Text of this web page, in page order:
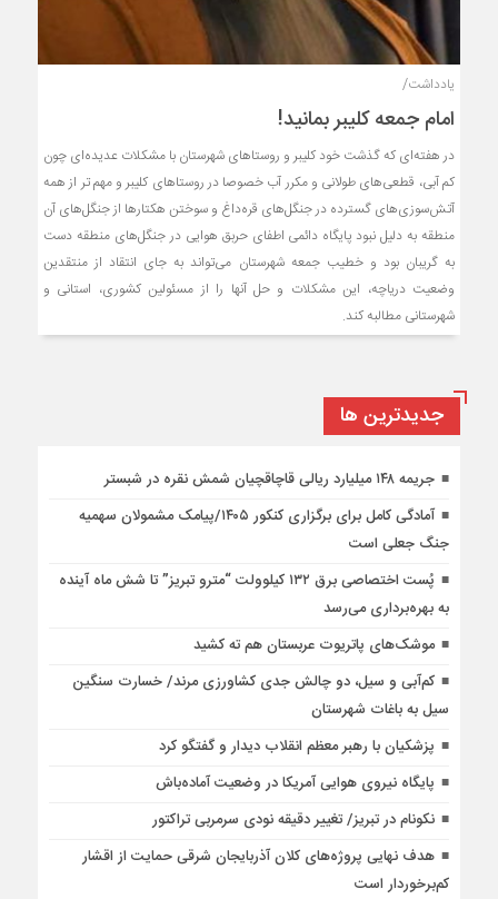
یادداشت/
امام جمعه کلیبر بمانید!
در هفته‌ای که گذشت خود کلیبر و روستاهای شهرستان با مشکلات عدیده‌ای چون
کم آبی، قطعی‌های طولانی و مکرر آب خصوصا در روستاهای کلیبر و مهم تر از همه
آتش‌سوزی‌های گسترده در جنگل‌های قره‌داغ و سوختن هکتارها از جنگل‌های آن
منطقه به دلیل نبود پایگاه دائمی اطفای حربق هوایی در جنگل‌های منطقه دست
به گریبان بود و خطیب جمعه شهرستان می‌تواند به جای انتقاد از منتقدین
وضعیت دریاچه، این مشکلات و حل آنها را از مسئولین کشوری، استانی و
شهرستانی مطالبه کند.
جديدترين ها
جریمه ۱۴۸ میلیارد ریالی قاچاقچیان شمش نقره در شبستر
آمادگی کامل برای برگزاری کنکور ۱۴۰۵/پیامک مشمولان سهمیه
جنگ جعلی است
پُست اختصاصی برق ۱۳۲ کیلوولت “مترو تبریز” تا شش ماه آینده
به بهره‌برداری می‌رسد
موشک‌های پاتریوت عربستان هم ته‌ کشید
کم‌آبی و سیل، دو چالش جدی کشاورزی مرند/ خسارت سنگین
سیل به باغات شهرستان
پزشکیان با رهبر معظم انقلاب دیدار و گفتگو کرد
پایگاه نیروی هوایی آمریکا در وضعیت آماده‌باش
نکونام در تبریز/ تغییر دقیقه نودی سرمربی تراکتور
هدف نهایی پروژه‌های کلان آذربایجان شرقی حمایت از اقشار
کم‌برخوردار است